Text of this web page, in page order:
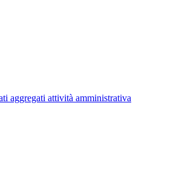
aggregati attività amministrativa